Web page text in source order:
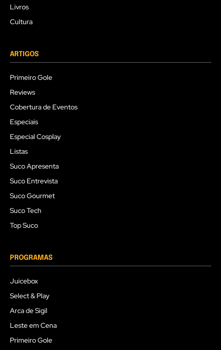
Livros
Cultura
ARTIGOS
Primeiro Gole
Reviews
Cobertura de Eventos
Especiais
Especial Cosplay
Listas
Suco Apresenta
Suco Entrevista
Suco Gourmet
Suco Tech
Top Suco
PROGRAMAS
Juicebox
Select & Play
Arca de Sigil
Leste em Cena
Primeiro Gole